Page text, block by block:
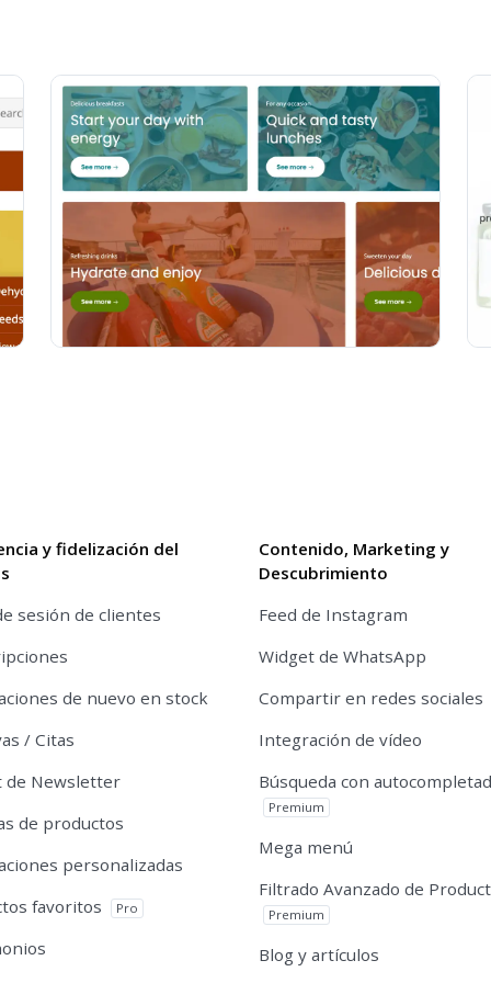
y fidelización del
sesión de clientes
de nuevo en stock
/ Citas
de Newsletter
de productos
personalizadas
favoritos
Pro
Contenido, Marketing y
Descubrimiento
Feed de Instagram
Widget de WhatsApp
Compartir en redes sociales
Integración de vídeo
Búsqueda con
Premium
Mega menú
Filtrado Avanzado de
Premium
Blog y artículos